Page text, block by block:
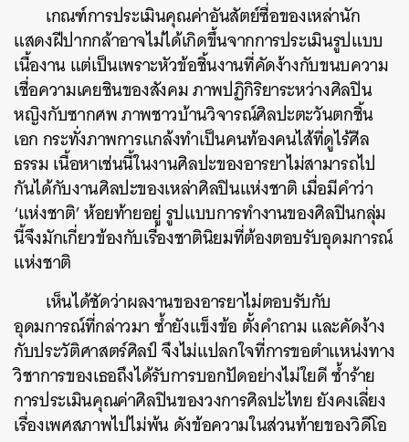
เกณฑ์การประเมินคุณค่าอันสัตย์ซื่อของเหล่านัก
แสดงฝีปากกล้าอาจไม่ได้เกิดขึ้นจากการประเมินรูปแบบ
เนื้องาน แต่เป็นเพราะหัวข้อชิ้นงานที่คัดง้างกับขนบความ
เชื่อความเคยชินของสังคม ภาพปฏิกิริยาระหว่างศิลปิน
หญิงกับซากศพ ภาพชาวบ้านวิจารณ์ศิลปะตะวันตกชิ้น
เอก กระทั่งภาพการแกล้งทำเป็นคนท้องคนไส้ที่ดูไร้ศีล
ธรรม เนื้อหาเช่นนี้ในงานศิลปะของอารยาไม่สามารถไป
กันได้กับงานศิลปะของเหล่าศิลปินแห่งชาติ เมื่อมีคำว่า
‘แห่งชาติ’ ห้อยท้ายอยู่ รูปแบบการทำงานของศิลปินกลุ่ม
นี้จึงมักเกี่ยวข้องกับเรื่องชาตินิยมที่ต้องตอบรับอุดมการณ์
แห่งชาติ
เห็นได้ชัดว่าผลงานของอารยาไม่ตอบรับกับ
อุดมการณ์ที่กล่าวมา ซ้ำยังแข็งข้อ ตั้งคำถาม และคัดง้าง
กับประวัติศาสตร์ศิลป์ จึงไม่แปลกใจที่การขอตำแหน่งทาง
วิชาการของเธอถึงได้รับการบอกปัดอย่างไม่ใยดี ซ้ำร้าย
การประเมินคุณค่าศิลปินของวงการศิลปะไทย ยังคงเลี่ยง
เรื่องเพศสภาพไปไม่พ้น ดังข้อความในส่วนท้ายของวิดีโอ